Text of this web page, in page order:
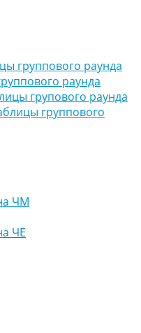
группового раунда
раунда
групового раунда
группового
ЧМ
ЧЕ